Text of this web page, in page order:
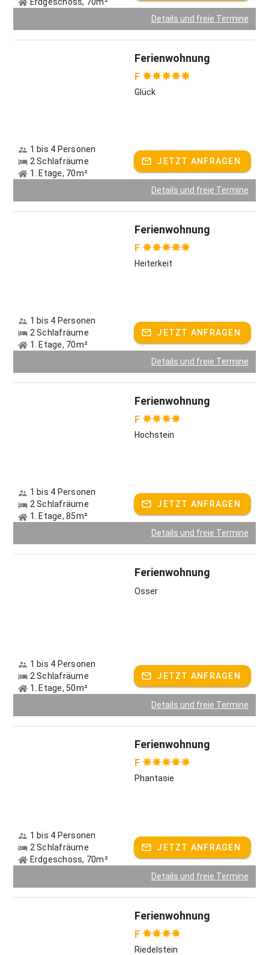
Details und freie Termine
Ferienwohnung
F
Glück
1 bis 4 Personen
2 Schlafräume
1. Etage, 70m²
JETZT ANFRAGEN
Details und freie Termine
Ferienwohnung
F
Heiterkeit
1 bis 4 Personen
2 Schlafräume
1. Etage, 70m²
JETZT ANFRAGEN
Details und freie Termine
Ferienwohnung
F
Hochstein
1 bis 4 Personen
2 Schlafräume
1. Etage, 85m²
JETZT ANFRAGEN
Details und freie Termine
Ferienwohnung
Osser
1 bis 4 Personen
2 Schlafräume
1. Etage, 50m²
JETZT ANFRAGEN
Details und freie Termine
Ferienwohnung
F
Phantasie
1 bis 4 Personen
2 Schlafräume
Erdgeschoss, 70m²
JETZT ANFRAGEN
Details und freie Termine
Ferienwohnung
F
Riedelstein